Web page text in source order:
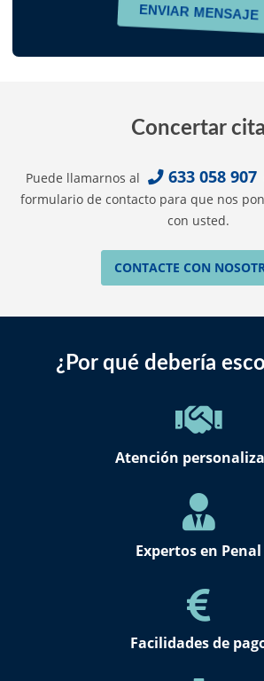
Concertar cita
Puede llamarnos al 633 058 907
formulario de contacto para que nos
con usted.
CONTACTE CON
¿Por qué debería
Atención
Expertos en Penal
Facilidades de